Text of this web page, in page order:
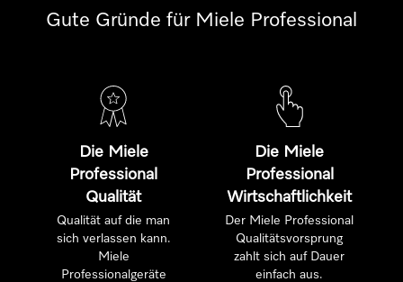
Gute Gründe für Miele Professional
Die Miele
Professional
Qualität
Qualität auf die man
sich verlassen kann.
Miele
Professionalgeräte
Die Miele
Professional
Wirtschaftlichkeit
Der Miele Professional
Qualitätsvorsprung
zahlt sich auf Dauer
einfach aus.